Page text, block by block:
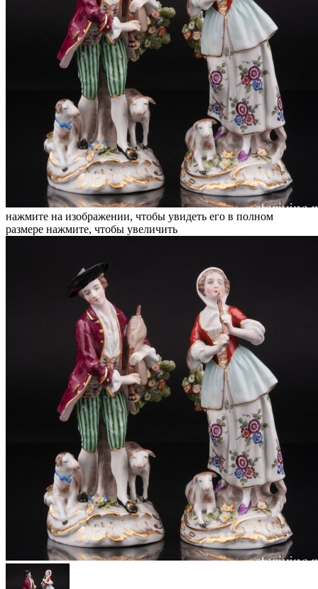
нажмите на изображении, чтобы увидеть его в полном
размере нажмите, чтобы увеличить